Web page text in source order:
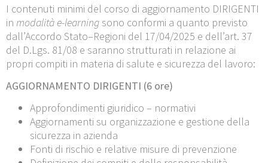
I contenuti minimi del corso di aggiornamento DIRIGENTI
in modalità e-learning sono conformi a quanto previsto
dall’Accordo Stato–Regioni del 17/04/2025 e dell’art. 37
del D.Lgs. 81/08 e saranno strutturati in relazione ai
propri compiti in materia di salute e sicurezza del lavoro:
AGGIORNAMENTO DIRIGENTI (6 ore)
Approfondimenti giuridico – normativi
Aggiornamenti su organizzazione e gestione della
sicurezza in azienda
Fonti di rischio e relative misure di prevenzione